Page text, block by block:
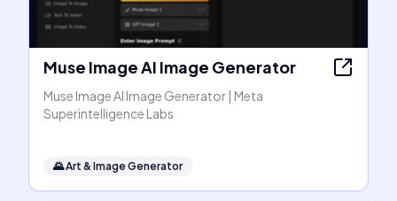
Muse Image AI Image Generator
Muse Image AI Image Generator | Meta
Superintelligence Labs
🌄Art & Image Generator